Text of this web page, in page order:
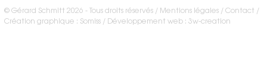
© Gérard Schmitt 2026 - Tous droits réservés / Mentions légales Contact /
Création graphique : Somiss
Développement web : 3w-creation